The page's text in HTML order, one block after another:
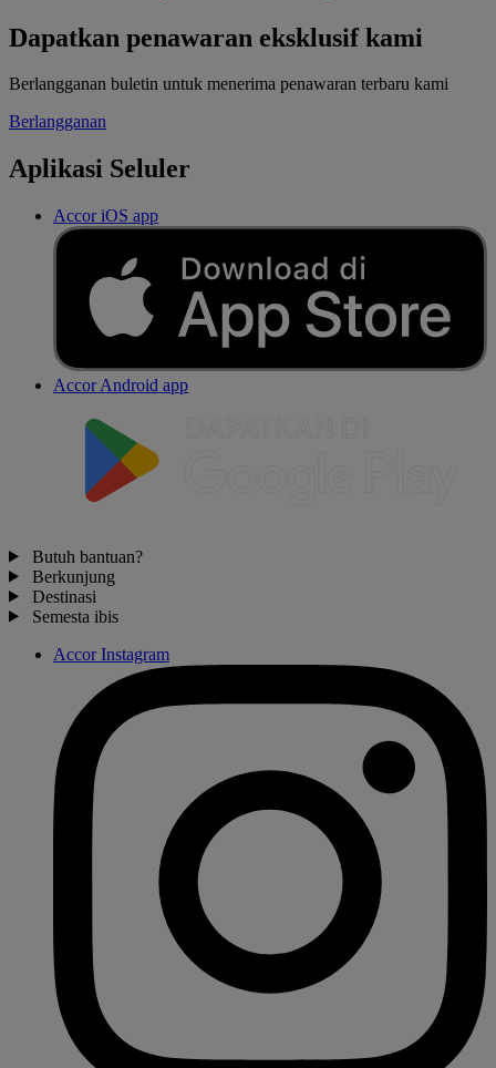
Dapatkan penawaran eksklusif kami
Berlangganan buletin untuk menerima penawaran terbaru kami
Berlangganan
Aplikasi Seluler
Accor iOS app
Accor Android app
Butuh bantuan?
Berkunjung
Destinasi
Semesta ibis
Accor Instagram